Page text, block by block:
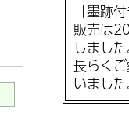
「墨跡
販売は
しました
長らく
いまし